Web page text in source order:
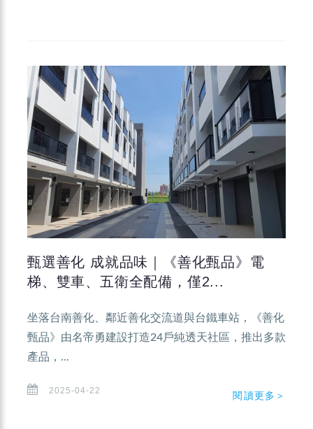
甄選善化 成就品味｜《善化甄品》電
梯、雙車、五衛全配備，僅2...
坐落台南善化、鄰近善化交流道與台鐵車站，《善化
甄品》由名帝勇建設打造24戶純透天社區，推出多款
產品，...
2025-04-22 閱讀更多＞